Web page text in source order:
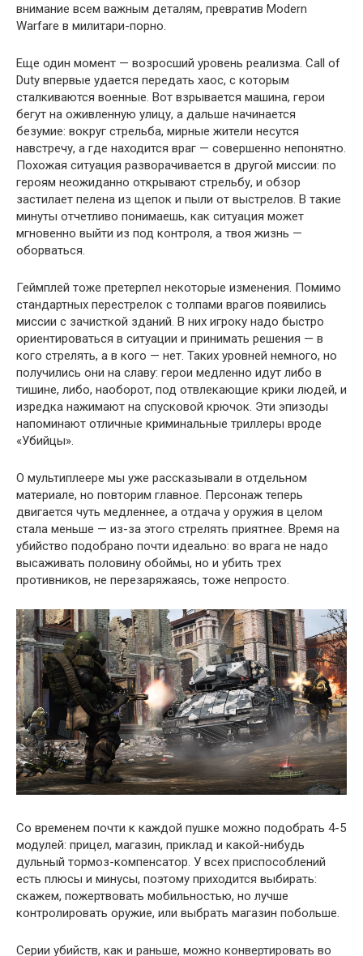
внимание всем важным деталям, превратив Modern
Warfare в милитари-порно.
Еще один момент — возросший уровень реализма. Call of
Duty впервые удается передать хаос, с которым
сталкиваются военные. Вот взрывается машина, герои
бегут на оживленную улицу, а дальше начинается
безумие: вокруг стрельба, мирные жители несутся
навстречу, а где находится враг — совершенно непонятно.
Похожая ситуация разворачивается в другой миссии: по
героям неожиданно открывают стрельбу, и обзор
застилает пелена из щепок и пыли от выстрелов. В такие
минуты отчетливо понимаешь, как ситуация может
мгновенно выйти из под контроля, а твоя жизнь —
оборваться.
Геймплей тоже претерпел некоторые изменения. Помимо
стандартных перестрелок с толпами врагов появились
миссии с зачисткой зданий. В них игроку надо быстро
ориентироваться в ситуации и принимать решения — в
кого стрелять, а в кого — нет. Таких уровней немного, но
получились они на славу: герои медленно идут либо в
тишине, либо, наоборот, под отвлекающие крики людей, и
изредка нажимают на спусковой крючок. Эти эпизоды
напоминают отличные криминальные триллеры вроде
«Убийцы».
О мультиплеере мы уже рассказывали в отдельном
материале, но повторим главное. Персонаж теперь
двигается чуть медленнее, а отдача у оружия в целом
стала меньше — из-за этого стрелять приятнее. Время на
убийство подобрано почти идеально: во врага не надо
высаживать половину обоймы, но и убить трех
противников, не перезаряжаясь, тоже непросто.
Со временем почти к каждой пушке можно подобрать 4-5
модулей: прицел, магазин, приклад и какой-нибудь
дульный тормоз-компенсатор. У всех приспособлений
есть плюсы и минусы, поэтому приходится выбирать:
скажем, пожертвовать мобильностью, но лучше
контролировать оружие, или выбрать магазин побольше.
Серии убийств, как и раньше, можно конвертировать во